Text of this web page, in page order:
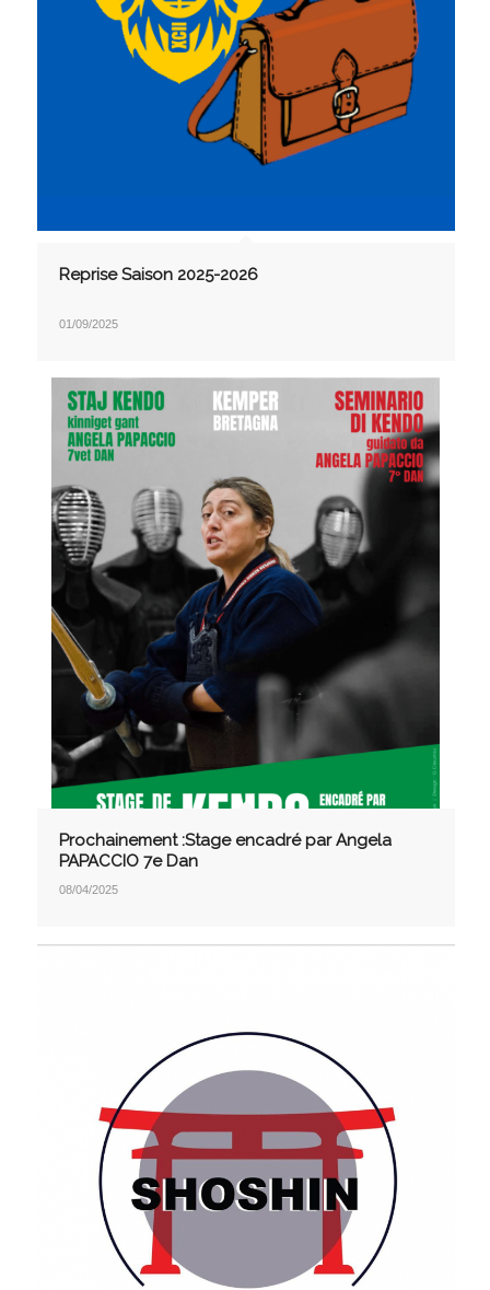
Reprise Saison 2025-2026
01/09/2025
Prochainement :Stage encadré par Angela
PAPACCIO 7e Dan
08/04/2025